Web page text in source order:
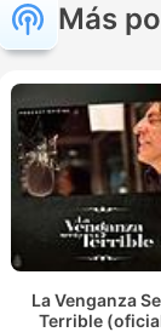
Más
La Venganza
Terrible